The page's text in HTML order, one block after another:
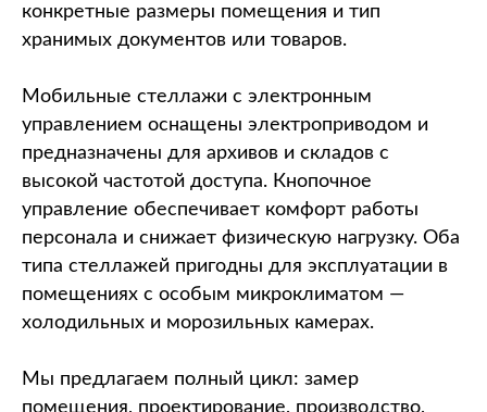
конкретные размеры помещения и тип
хранимых документов или товаров.
Мобильные стеллажи с электронным
управлением оснащены электроприводом и
предназначены для архивов и складов с
высокой частотой доступа. Кнопочное
управление обеспечивает комфорт работы
персонала и снижает физическую нагрузку. Оба
типа стеллажей пригодны для эксплуатации в
помещениях с особым микроклиматом —
холодильных и морозильных камерах.
Мы предлагаем полный цикл: замер
помещения, проектирование, производство,